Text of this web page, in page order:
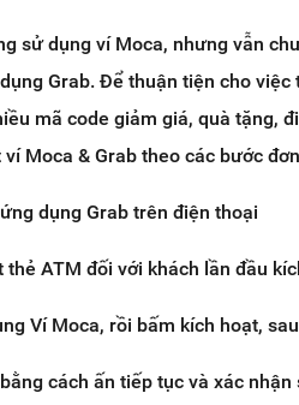
sử dụng ví Moca, nhưng vẫn
Grab. Để thuận tiện cho
mã code giảm giá, quà tặng,
Moca & Grab theo các bước
dụng Grab trên điện thoại
thẻ ATM đối với khách lần đầu
Ví Moca, rồi bấm kích hoạt,
cách ấn tiếp tục và xác